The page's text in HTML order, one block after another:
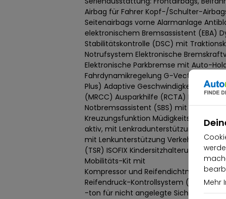
Mehr
Airbag für Fahrer Kopf-/Schulter-
Seitenairbags vorne Alarmanlage
elektronischem Bremsassistent (EBA)
Stabilitätskontrolle (DSC) mit
Notrufsystem Elektronische
Elektronische Parkbremse mit Auto-
Fahrdynamikregelung G-Vectoring
Plus) Adaptive
(MRCC) Ausparkhilfe (RCTA)
Notbremsassistent (SBS) mit
Kreuzungsfunktion
aktiv, mit Lenkradunterstützung (LAS)
mit Lenkunterstützung
(TSR) ISOFIX Kindersitzhalterung auf
Mobilitäts-Kit mit
Kompressor und Reifendichtmittel
Reifendruck-Kontrollsystem (TPMS),
-ton für nicht angelegte